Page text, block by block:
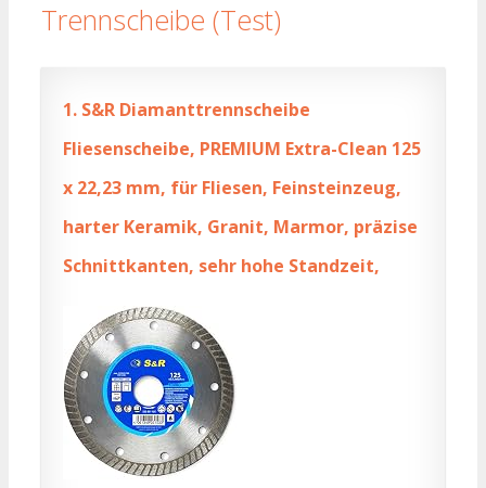
Trennscheibe (Test)
1. S&R Diamanttrennscheibe
Fliesenscheibe, PREMIUM Extra-Clean 125
x 22,23 mm, für Fliesen, Feinsteinzeug,
harter Keramik, Granit, Marmor, präzise
Schnittkanten, sehr hohe Standzeit,